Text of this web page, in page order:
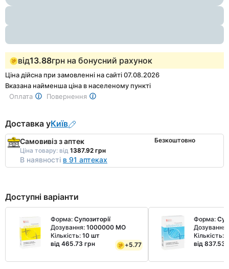
of
від13.88грн на бонусний рахунок
Ціна дійсна при замовленні на сайті 07.08.2026
Вказана найменша ціна в населеному пункті
Оплата
Повернення
Доставка уКиїв
Самовивіз з аптек
Ціна товару: від 1387.92 грн
В наявності в 91 аптеках
Безкоштовно
Доступні варіанти
Форма: Супозиторії
Дозування: 1000000 МО
Кількість: 10 шт
від 465.73 грн
+5.77
Форма:
Дозування:
Кількість:
від 837.53